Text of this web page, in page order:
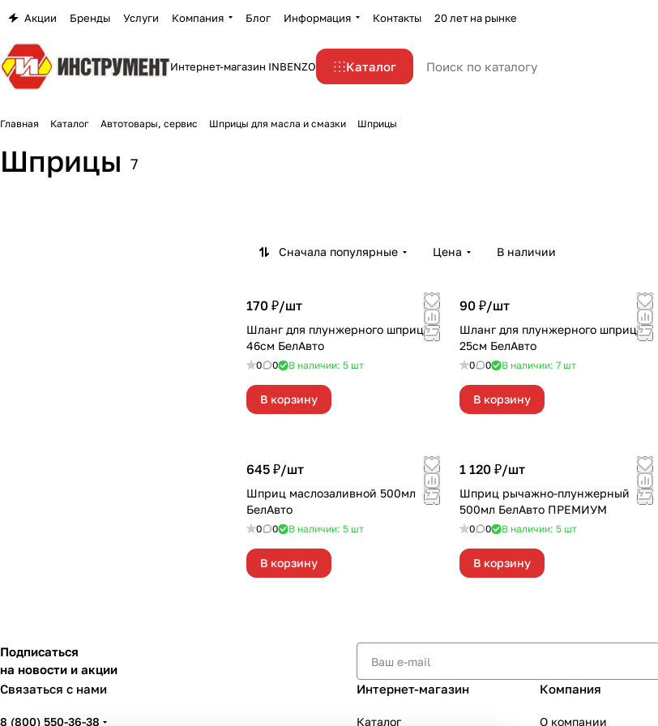
Акции Бренды Услуги Компания Блог Информация Контакты 20 лет на рынке
Интернет-магазин INBENZO Каталог
Главная Каталог Автотовары, сервис Шприцы для масла и смазки Шприцы
Шприцы 7
Сначала популярные Цена В наличии
170 ₽/шт
Шланг для плунжерного шприца
46см БелАвто
0 0 В наличии: 5 шт
В корзину
90 ₽/шт
Шланг для плунжерного шприца
25см БелАвто
0 0 В наличии: 7 шт
В корзину
645 ₽/шт
Шприц маслозаливной 500мл
БелАвто
0 0 В наличии: 5 шт
В корзину
1 120 ₽/шт
Шприц рычажно-плунжерный
500мл БелАвто ПРЕМИУМ
0 0 В наличии: 5 шт
В корзину
Подписаться
на новости и акции
Связаться с нами
8 (800) 550-36-38
Интернет-магазин
Каталог
Компания
О компании